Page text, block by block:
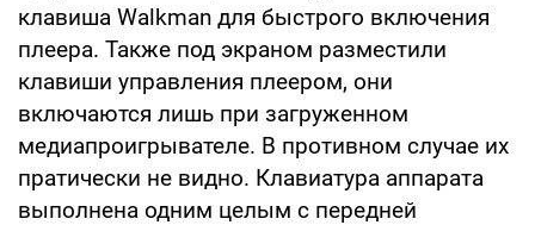
клавиша Walkman для быстрого включения
плеера. Также под экраном разместили
клавиши управления плеером, они
включаются лишь при загруженном
медиапроигрывателе. В противном случае их
пратически не видно. Клавиатура аппарата
выполнена одним целым с передней